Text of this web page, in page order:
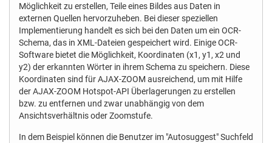
Möglichkeit zu erstellen, Teile eines Bildes aus Daten in
externen Quellen hervorzuheben. Bei dieser speziellen
Implementierung handelt es sich bei den Daten um ein OCR-
Schema, das in XML-Dateien gespeichert wird. Einige OCR-
Software bietet die Möglichkeit, Koordinaten (x1, y1, x2 und
y2) der erkannten Wörter in ihrem Schema zu speichern. Diese
Koordinaten sind für AJAX-ZOOM ausreichend, um mit Hilfe
der AJAX-ZOOM Hotspot-API Überlagerungen zu erstellen
bzw. zu entfernen und zwar unabhängig von dem
Ansichtsverhältnis oder Zoomstufe.
In dem Beispiel können die Benutzer im "Autosuggest" Suchfeld